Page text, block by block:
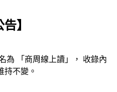
告】
為 「商周線上讀」， 收錄內
持不變。